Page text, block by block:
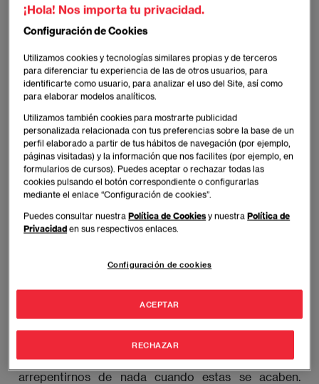
Estamos en agosto, el sol aprieta y las
responsabilidades se reducen. En la mayoría de
países europeos, el mundo laboral parece pararse
pero, eso no quiere decir que tus planes de carrera y
tu desarrollo profesional deban hacerlo de igual
forma. Si no quieres que septiembre traiga consigo
esa sensación de haber llegado demasiado rápido y
presta mucha atención.
Ya lo decía Quilón, aprovechar bien el tiempo de ocio
con expertos, para que nos ayuden a planificar
nuestras vacaciones, sacarles el máximo partido y no
arrepentirnos de nada cuando estas se acaben.
¡Hola! Nos importa tu privacidad.
Configuración de Cookies
Utilizamos cookies y tecnologías similares propias y de terceros
para diferenciar tu experiencia de las de otros usuarios, para
identificarte como usuario, para analizar el uso del Site, así como
para elaborar modelos analíticos.
Utilizamos también cookies para mostrarte publicidad
personalizada relacionada con tus preferencias sobre la base de un
perfil elaborado a partir de tus hábitos de navegación (por ejemplo,
páginas visitadas) y la información que nos facilites (por ejemplo, en
formularios de cursos). Puedes aceptar o rechazar todas las
cookies pulsando el botón correspondiente o configurarlas
mediante el enlace “Configuración de cookies”.
Puedes consultar nuestraPolítica de Cookies y nuestraPolítica de
Privacidad en sus respectivos enlaces.
Configuración de cookies
RECHAZAR
ACEPTAR